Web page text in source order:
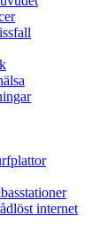
internet